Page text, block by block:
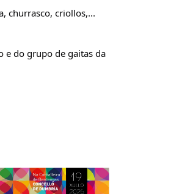
churrasco, criollos,...
e do grupo de gaitas da